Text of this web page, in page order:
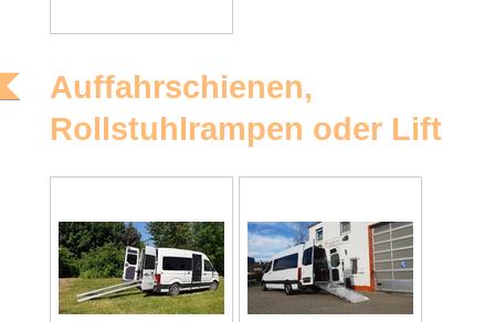
Auffahrschienen,
Rollstuhlrampen oder Lift